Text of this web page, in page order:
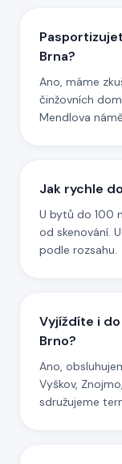
Brna?
Ano, máme
činžovních
Mendlova
Jak rychle
U bytů do 100
od skenování.
podle rozsahu.
Vyjíždíte i
Brno?
Ano,
Vyškov,
sdružujeme